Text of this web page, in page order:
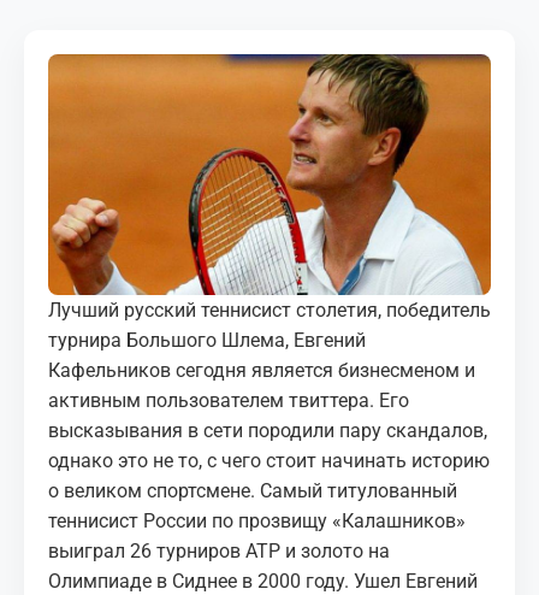
UZ-PIN
Лучший русский теннисист столетия, победитель
турнира Большого Шлема, Евгений
Кафельников сегодня является бизнесменом и
активным пользователем твиттера. Его
высказывания в сети породили пару скандалов,
однако это не то, с чего стоит начинать историю
о великом спортсмене. Самый титулованный
теннисист России по прозвищу «Калашников»
выиграл 26 турниров ATP и золото на
Олимпиаде в Сиднее в 2000 году. Ушел Евгений